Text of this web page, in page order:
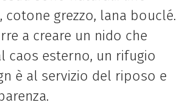
cotone grezzo, lana bouclé.
a creare un nido che
caos esterno, un rifugio
è al servizio del riposo e